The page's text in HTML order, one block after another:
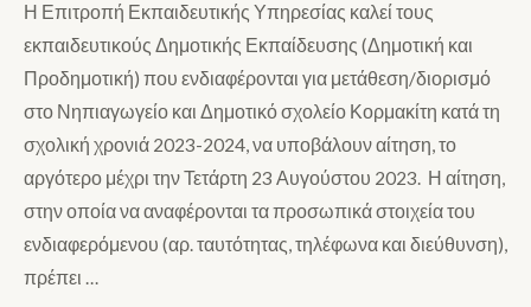
Η Επιτροπή Εκπαιδευτικής Υπηρεσίας καλεί τους
εκπαιδευτικούς Δημοτικής Εκπαίδευσης (Δημοτική και
Προδημοτική) που ενδιαφέρονται για μετάθεση/διορισμό
στο Νηπιαγωγείο και Δημοτικό σχολείο Κορμακίτη κατά τη
σχολική χρονιά 2023-2024, να υποβάλουν αίτηση, το
αργότερο μέχρι την Τετάρτη 23 Αυγούστου 2023. Η αίτηση,
στην οποία να αναφέρονται τα προσωπικά στοιχεία του
ενδιαφερόμενου (αρ. ταυτότητας, τηλέφωνα και διεύθυνση),
πρέπει …